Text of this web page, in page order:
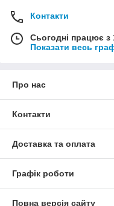
Контакти
Сьогодні працює з
Показати весь
Про нас
Контакти
Доставка та оплата
Графік роботи
Повна версія сайту